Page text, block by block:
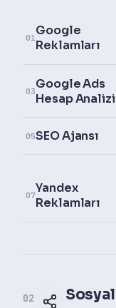
01Google
Reklamları
03Google Ads
Hesap Analizi
05SEO Ajansı
07Yandex
Reklamları
02